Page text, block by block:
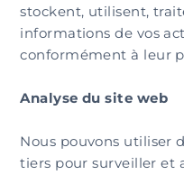
stockent, utilisent,
informations de vos
conformément à leur
Analyse du site web
Nous pouvons utiliser
tiers pour surveiller et